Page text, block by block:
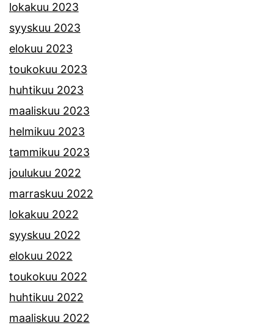
lokakuu 2023
syyskuu 2023
elokuu 2023
toukokuu 2023
huhtikuu 2023
maaliskuu 2023
helmikuu 2023
tammikuu 2023
joulukuu 2022
marraskuu 2022
lokakuu 2022
syyskuu 2022
elokuu 2022
toukokuu 2022
huhtikuu 2022
maaliskuu 2022